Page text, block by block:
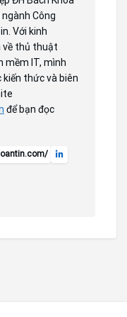
ngành Công
Với kinh
về thủ thuật
mềm IT, mình
kiến thức và biên
để bạn đọc